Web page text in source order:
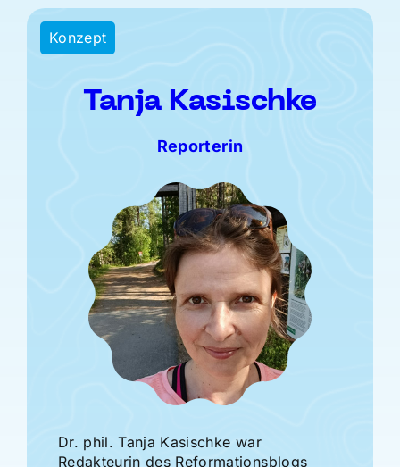
Konzept
Tanja Kasischke
Reporterin
Dr. phil. Tanja Kasischke war
Redakteurin des Reformationsblogs